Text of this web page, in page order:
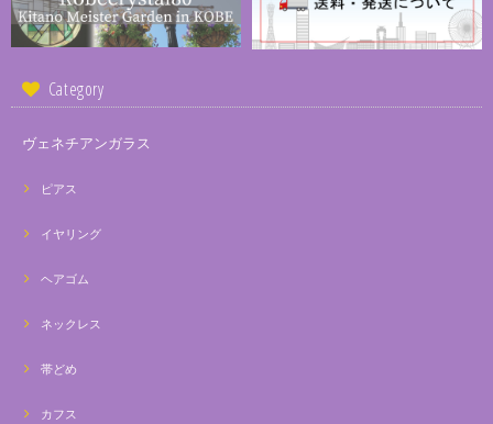
Category
ヴェネチアンガラス
ピアス
イヤリング
ヘアゴム
ネックレス
帯どめ
カフス